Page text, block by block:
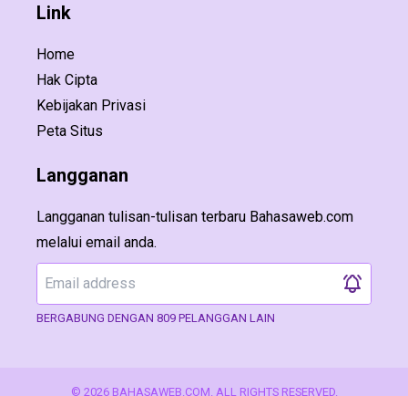
Link
Home
Hak Cipta
Kebijakan Privasi
Peta Situs
Langganan
Langganan tulisan-tulisan terbaru Bahasaweb.com
melalui email anda.
BERGABUNG DENGAN 809 PELANGGAN LAIN
© 2026 BAHASAWEB.COM. ALL RIGHTS RESERVED.